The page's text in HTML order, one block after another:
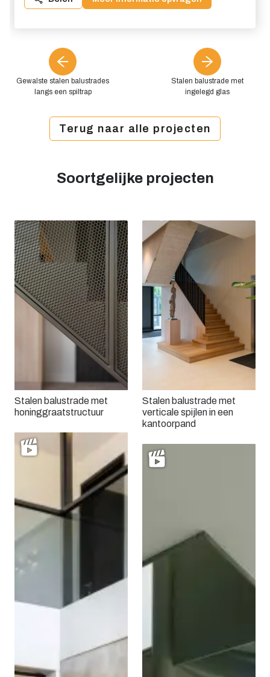
Gewalste stalen balustrades
langs een spiltrap
Stalen balustrade met
ingelegd glas
Terug naar alle projecten
Soortgelijke projecten
Stalen balustrade met
honinggraatstructuur
Stalen balustrade met
verticale spijlen in een
kantoorpand